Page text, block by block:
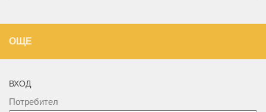
ОЩЕ
ВХОД
Потребител